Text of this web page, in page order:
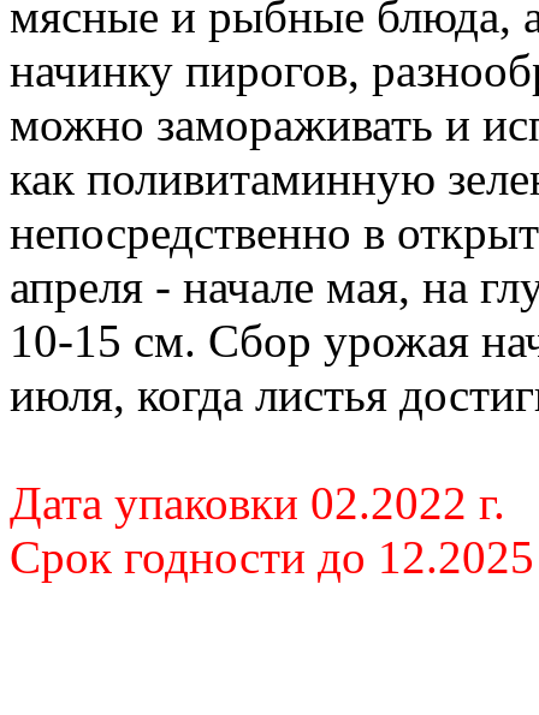
мясные и рыбные блюда,
начинку пирогов,
можно замораживать и
как поливитаминную
непосредственно в
апреля - начале мая, на
10-15 см. Сбор урожая
июля, когда листья
Дата упаковки 02.2022 г.
Срок годности до 12.2025